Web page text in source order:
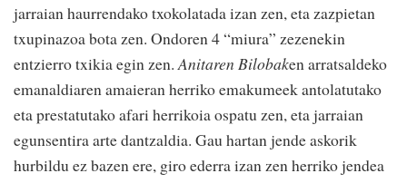
jarraian haurrendako txokolatada izan zen, eta zazpietan
txupinazoa bota zen. Ondoren 4 “miura” zezenekin
entzierro txikia egin zen.Anitaren Bilobaken arratsaldeko
emanaldiaren amaieran herriko emakumeek antolatutako
eta prestatutako afari herrikoia ospatu zen, eta jarraian
egunsentira arte dantzaldia. Gau hartan jende askorik
hurbildu ez bazen ere, giro ederra izan zen herriko jendea